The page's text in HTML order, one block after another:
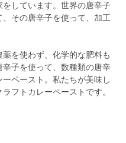
しています。世界の唐辛子
その唐辛子を使って、加工
を使わず、化学的な肥料も
子を使って、数種類の唐辛
ペースト。私たちが美味し
フトカレーペーストです。